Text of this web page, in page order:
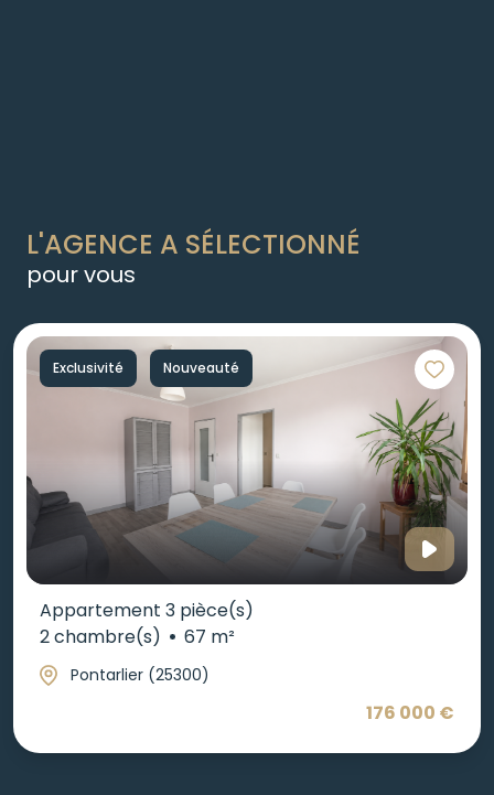
L'AGENCE A SÉLECTIONNÉ
pour vous
Exclusivité Nouveauté
Appartement 3 pièce(s)
2 chambre(s)
67 m²
Pontarlier (25300)
176 000 €